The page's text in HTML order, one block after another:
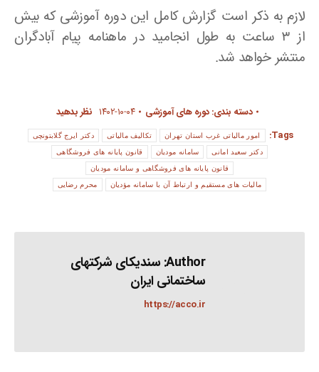
لازم به ذکر است گزارش کامل این دوره آموزشی که بیش
از ۳ ساعت به طول انجامید در ماهنامه پیام آبادگران
منتشر خواهد شد.
دسته بندی:دوره های آموزشی ۱۴۰۲-۱۰-۰۴ نظر بدهید
Tags:
امور مالیاتی غرب استان تهران تکالیف مالیاتی دکتر ایرج گلابتونچی
دکتر سعید امانی سامانه مودیان قانون پایانه های فروشگاهی
قانون پایانه های فروشگاهی و سامانه مودیان
مالیات های مستقیم و ارتباط آن با سامانه مؤدیان محرم رضایی
Author: سندیکای شرکتهای
ساختمانی ایران
https://acco.ir